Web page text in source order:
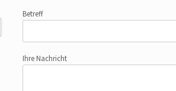
Betreff
Ihre Nachricht